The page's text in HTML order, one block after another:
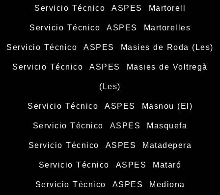
Servicio Técnico ASPES Martorell
Servicio Técnico ASPES Martorelles
Servicio Técnico ASPES Masies de Roda (Les)
Servicio Técnico ASPES Masies de Voltregà
(Les)
Servicio Técnico ASPES Masnou (El)
Servicio Técnico ASPES Masquefa
Servicio Técnico ASPES Matadepera
Servicio Técnico ASPES Mataró
Servicio Técnico ASPES Mediona